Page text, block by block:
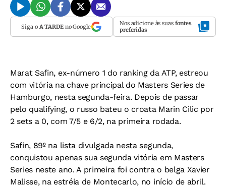
Siga o A TARDEno Google Nos adicione às suas fontes
preferidas
Marat Safin, ex-número 1 do ranking da ATP, estreou
com vitória na chave principal do Masters Series de
Hamburgo, nesta segunda-feira. Depois de passar
pelo qualifying, o russo bateu o croata Marin Cilic por
2 sets a 0, com 7/5 e 6/2, na primeira rodada.
Safin, 89º na lista divulgada nesta segunda,
conquistou apenas sua segunda vitória em Masters
Series neste ano. A primeira foi contra o belga Xavier
Malisse, na estréia de Montecarlo, no início de abril.